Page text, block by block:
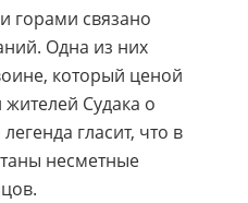
горами связано
Одна из них
который ценой
Судака о
гласит, что в
несметные